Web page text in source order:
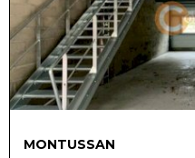
MONTUSSAN